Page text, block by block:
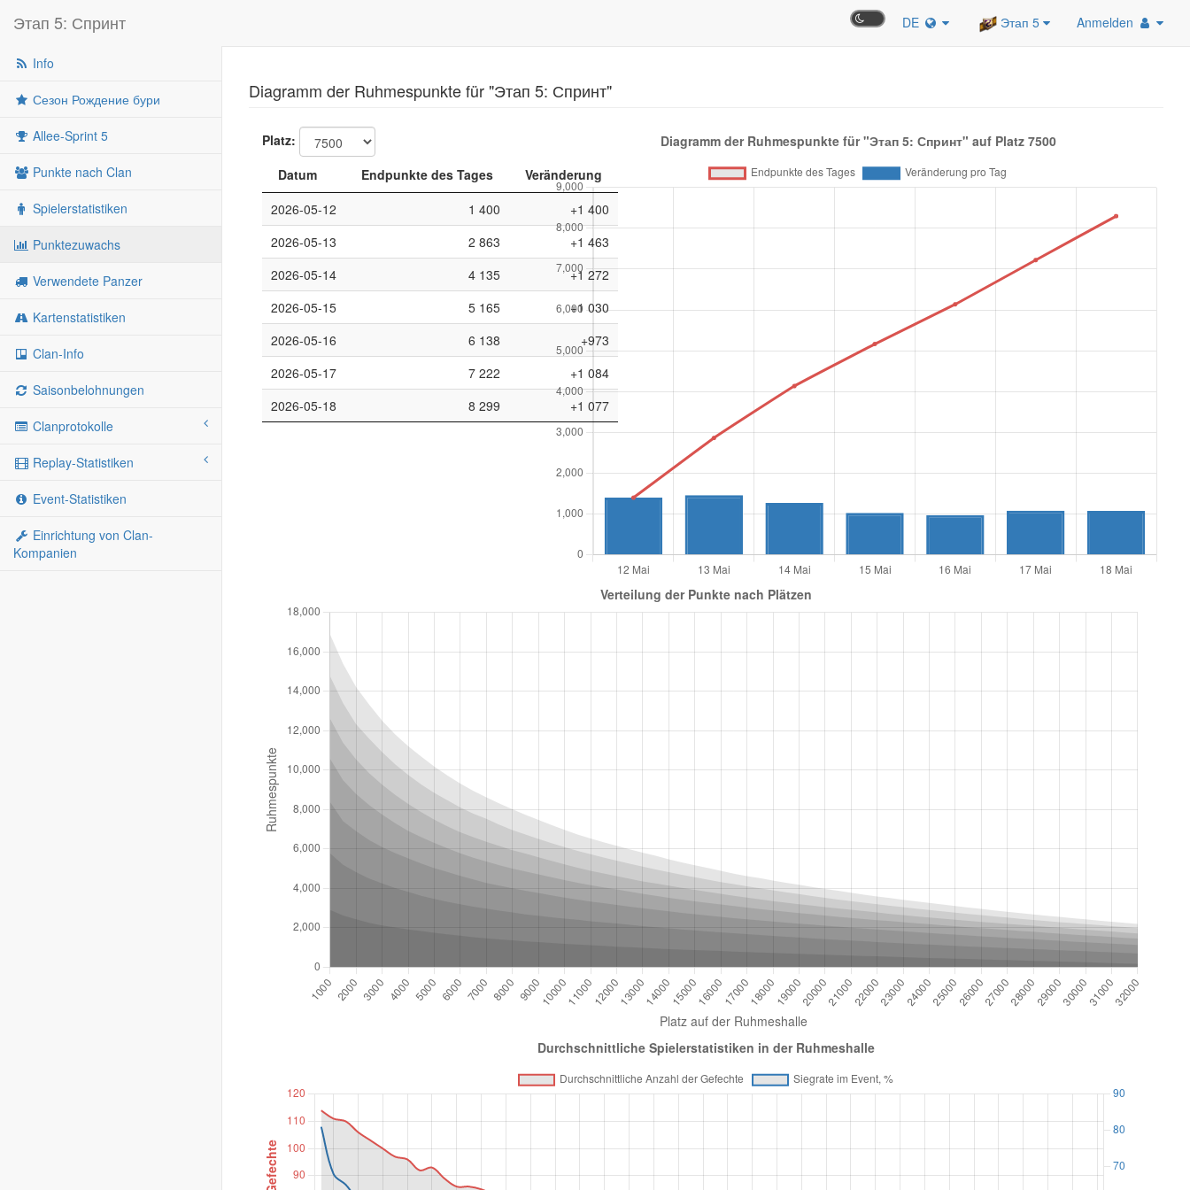
Этап 5: Спринт DE Этап 5 Anmelden
Info
Сезон Рождение бури
Allee-Sprint 5
Punkte nach Clan
Spielerstatistiken
Punktezuwachs
Verwendete Panzer
Kartenstatistiken
Clan-Info
Saisonbelohnungen
Clanprotokolle
Replay-Statistiken
Event-Statistiken
Einrichtung von Clan-
Kompanien
Diagramm der Ruhmespunkte für "Этап 5: Спринт"
Platz:
Datum
Endpunkte des Tages
Veränderung
2026-05-12
1 400
+1 400
2026-05-13
2 863
+1 463
2026-05-14
4 135
+1 272
2026-05-15
5 165
+1 030
2026-05-16
6 138
+973
2026-05-17
7 222
+1 084
2026-05-18
8 299 +1 077